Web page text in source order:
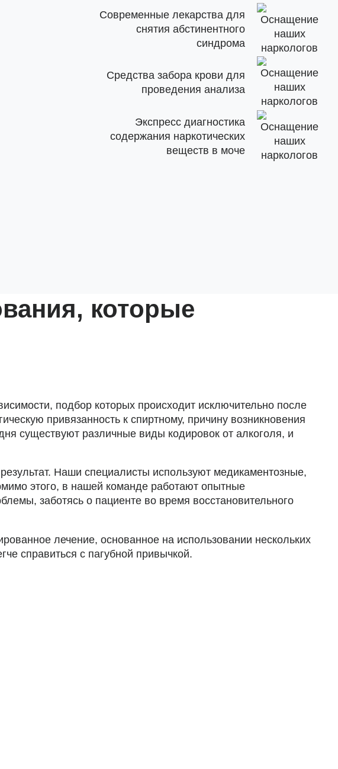
Современные лекарства для
снятия абстинентного
синдрома
Средства забора крови для
проведения анализа
Экспресс диагностика
содержания наркотических
веществ в моче
которые
подбор которых происходит исключительно после
привязанность к спиртному, причину возникновения
существуют различные виды кодировок от алкоголя, и
Наши специалисты используют медикаментозные,
этого, в нашей команде работают опытные
заботясь о пациенте во время восстановительного
лечение, основанное на использовании нескольких
справиться с пагубной привычкой.